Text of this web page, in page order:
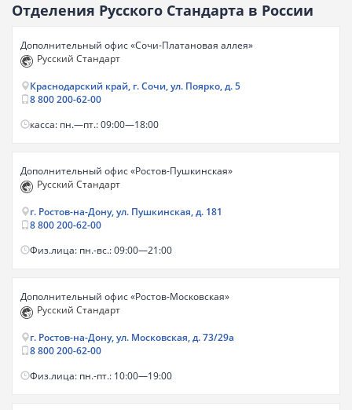
Отделения Русского Стандарта в России
Дополнительный офис «Сочи-Платановая аллея»
Русский Стандарт
Краснодарский край, г. Сочи, ул. Поярко, д. 5
8 800 200-62-00
касса: пн.—пт.: 09:00—18:00
Дополнительный офис «Ростов-Пушкинская»
Русский Стандарт
г. Ростов-на-Дону, ул. Пушкинская, д. 181
8 800 200-62-00
Физ.лица: пн.-вс.: 09:00—21:00
Дополнительный офис «Ростов-Московская»
Русский Стандарт
г. Ростов-на-Дону, ул. Московская, д. 73/29а
8 800 200-62-00
Физ.лица: пн.-пт.: 10:00—19:00